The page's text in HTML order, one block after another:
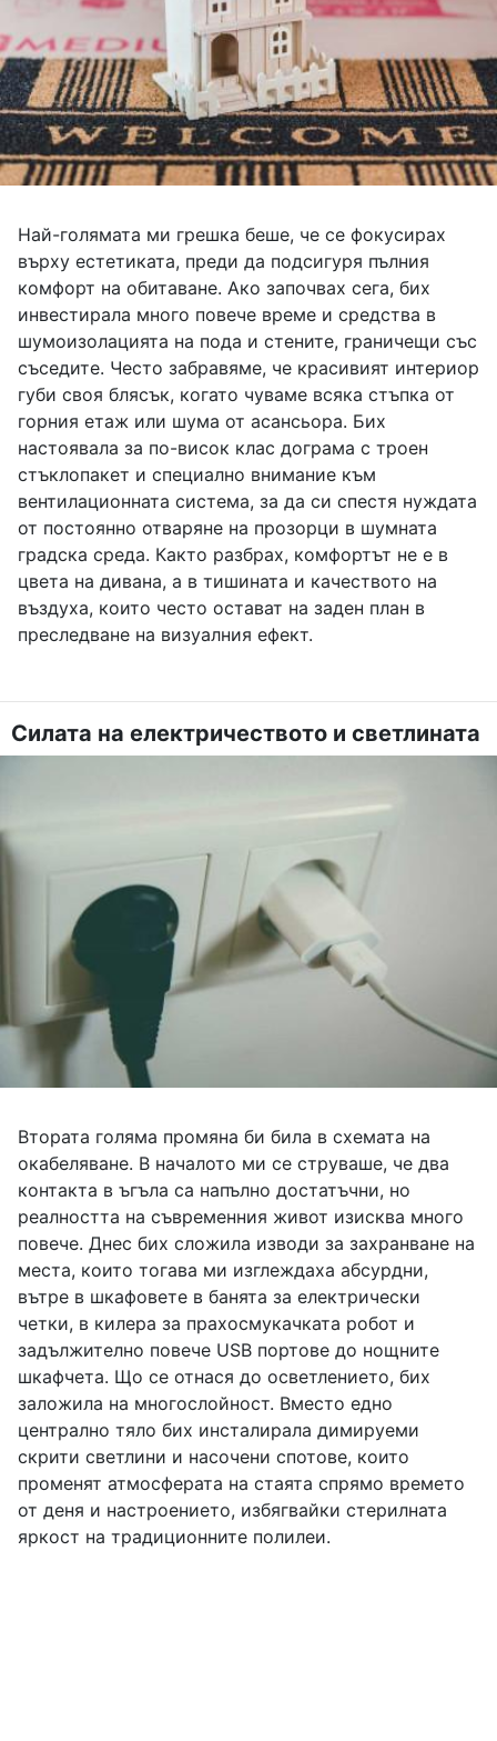
Най-голямата ми грешка беше, че се фокусирах
върху естетиката, преди да подсигуря пълния
комфорт на обитаване. Ако започвах сега, бих
инвестирала много повече време и средства в
шумоизолацията на пода и стените, граничещи със
съседите. Често забравяме, че красивият интериор
губи своя блясък, когато чуваме всяка стъпка от
горния етаж или шума от асансьора. Бих
настоявала за по-висок клас дограма с троен
стъклопакет и специално внимание към
вентилационната система, за да си спестя нуждата
от постоянно отваряне на прозорци в шумната
градска среда. Както разбрах, комфортът не е в
цвета на дивана, а в тишината и качеството на
въздуха, които често остават на заден план в
преследване на визуалния ефект.
Силата на електричеството и светлината
Втората голяма промяна би била в схемата на
окабеляване. В началото ми се струваше, че два
контакта в ъгъла са напълно достатъчни, но
реалността на съвременния живот изисква много
повече. Днес бих сложила изводи за захранване на
места, които тогава ми изглеждаха абсурдни,
вътре в шкафовете в банята за електрически
четки, в килера за прахосмукачката робот и
задължително повече USB портове до нощните
шкафчета. Що се отнася до осветлението, бих
заложила на многослойност. Вместо едно
централно тяло бих инсталирала димируеми
скрити светлини и насочени спотове, които
променят атмосферата на стаята спрямо времето
от деня и настроението, избягвайки стерилната
яркост на традиционните полилеи.